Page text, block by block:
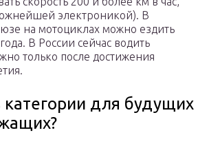
электроникой). В
на мотоциклах можно ездить
В России сейчас водить
только после достижения
категории для будущих